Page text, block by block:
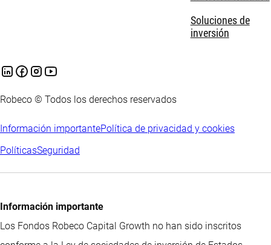
Soluciones de
inversión
Robeco © Todos los derechos reservados
Información importantePolítica de privacidad y cookies
PolíticasSeguridad
Información importante
Los Fondos Robeco Capital Growth no han sido inscritos